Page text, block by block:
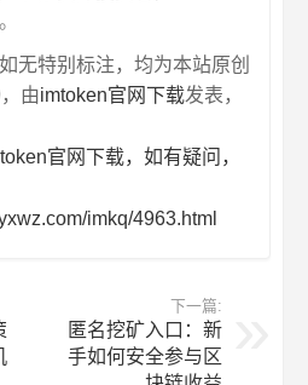
无特别标注，均为本站原创
由imtoken官网下载发表，
官网下载，如有疑问，
imkq/4963.html
下一篇:
匿名挖矿入口：新
手如何安全参与区